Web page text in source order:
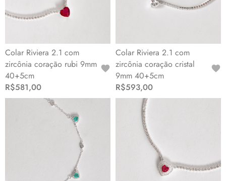
Colar Riviera 2.1 com
zircônia coração rubi 9mm
40+5cm
R$581,00
Colar Riviera 2.1 com
zircônia coração cristal
9mm 40+5cm
R$593,00